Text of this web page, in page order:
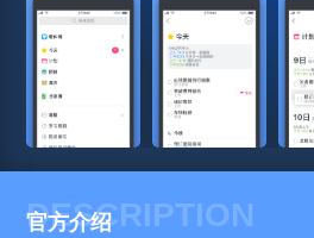
DESCRIPTION
官方介绍